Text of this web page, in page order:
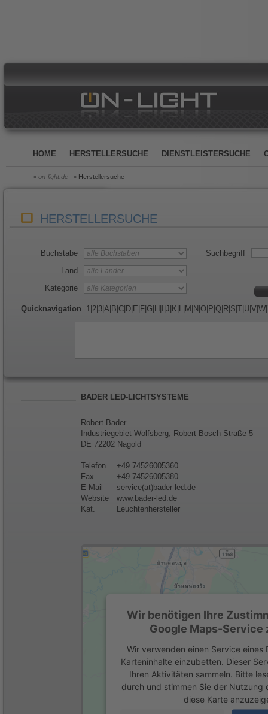
HOME HERSTELLERSUCHE DIENSTLEISTERSUCHE
> on-light.de > Herstellersuche
HERSTELLERSUCHE
Buchstabe
Land
Kategorie
Suchbegriff
Quicknavigation 1 2 3 A B C D E F G H J K L M N O P Q R S T U V W
BADER LED-LICHTSYSTEME
Robert Bader
Industriegebiet Wolfsberg, Robert-Bosch-Straße 5
DE 72202 Nagold
Telefon
+49 74526005360
Fax
+49 74526005380
E-Mail
service(at)bader-led.de
Website
www.bader-led.de
Kat.
Leuchtenhersteller
Wir benötigen Ihre
Google Maps-Service
Wir verwenden einen Service eines
Karteninhalte einzubetten. Dieser
Ihren Aktivitäten sammeln. Bitte
durch und stimmen Sie der Nutzung
diese Karte